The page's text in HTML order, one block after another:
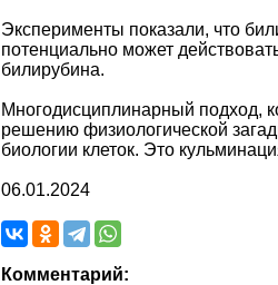
Эксперименты показали, что
потенциально может
билирубина.
Многодисциплинарный подход,
решению физиологической
биологии клеток. Это
06.01.2024
Комментарий: